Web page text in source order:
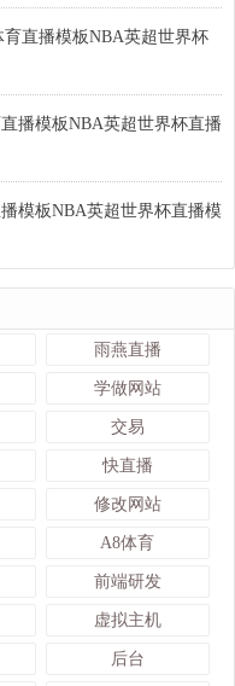
育直播模板NBA英超世界杯
播模板NBA英超世界杯直播
模板NBA英超世界杯直播模
雨燕直播
学做网站
交易
快直播
修改网站
A8体育
前端研发
虚拟主机
后台